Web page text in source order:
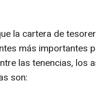
la cartera de
más importantes
las tenencias, los
son: